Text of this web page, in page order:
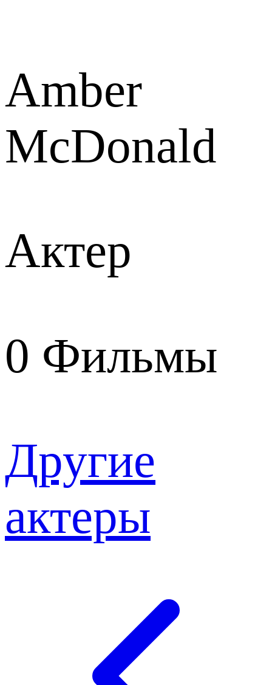
Amber
McDonald
Актер
0 Фильмы
Другие
актеры